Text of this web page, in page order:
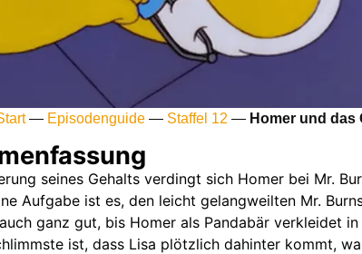
— Episodenguide — Staffel 12 — Homer und das
seines Gehalts verdingt sich Homer bei Mr.
Aufgabe ist es, den leicht gelangweilten Mr.
ganz gut, bis Homer als Pandabär verkleidet
ist, dass Lisa plötzlich dahinter kommt,